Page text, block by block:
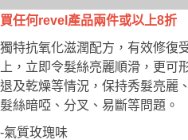
買任何revel產品兩件或以上8折
獨特抗氧化滋潤配方，有效修復
上，立即令髮絲亮麗順滑，更可
退及乾燥等情況，保持秀髮亮麗
髮絲暗啞、分叉、易斷等問題。
-氣質玫瑰味